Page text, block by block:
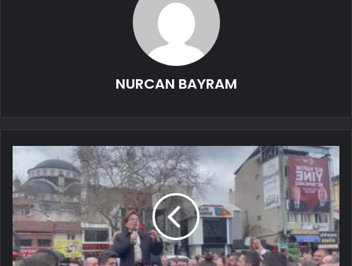
NURCAN BAYRAM